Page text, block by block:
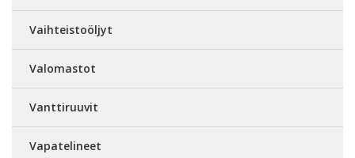
Vaihteistoöljyt
Valomastot
Vanttiruuvit
Vapatelineet